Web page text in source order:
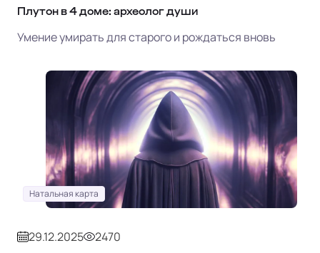
Плутон в 4 доме: археолог души
Умение умирать для старого и рождаться вновь
Натальная карта
29.12.2025 2470